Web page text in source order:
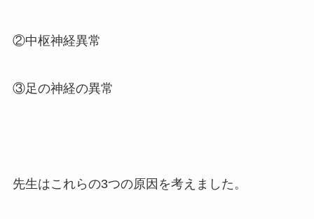
②中枢神経異常
③足の神経の異常
先生はこれらの3つの原因を考えました。